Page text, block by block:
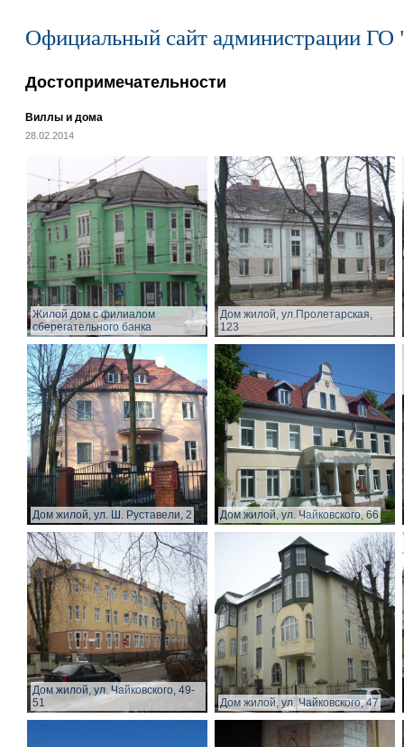
Официальный сайт администрации ГО
Достопримечательности
Виллы и дома
28.02.2014
Жилой дом с филиалом
сберегательного банка
Дом жилой, ул.Пролетарская,
123
Дом жилой, ул. Ш. Руставели, 2 Дом жилой, ул. Чайковского, 66
Дом жилой, ул. Чайковского, 49-
51
Дом жилой, ул. Чайковского, 47